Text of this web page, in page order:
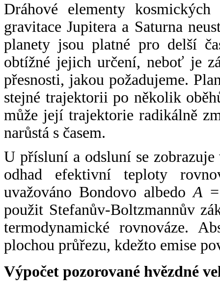
Dráhové elementy
gravitace Jupitera a Saturna
planety jsou platné pro delší
obtížné jejich určení, neboť je
přesnosti, jakou požadujeme.
stejné trajektorii po několik
může její trajektorie radikálně
narůstá s časem.
U přísluní a odsluní se
odhad efektivní teploty
uvažováno Bondovo albedoA
použit Stefanův-Boltzmannův
termodynamické rovnováze.
plochou průřezu, kdežto emise
Výpočet pozorované hvězdné